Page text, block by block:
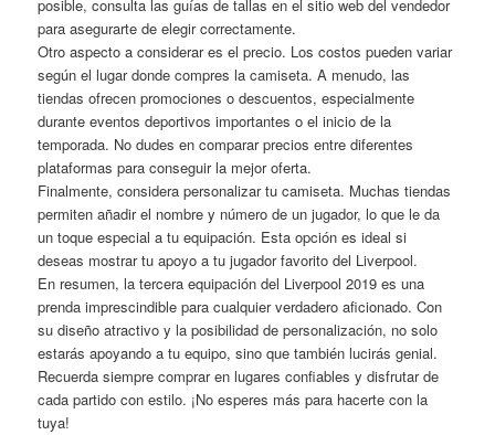
posible, consulta las guías de tallas en el sitio web del vendedor
para asegurarte de elegir correctamente.
Otro aspecto a considerar es el precio. Los costos pueden variar
según el lugar donde compres la camiseta. A menudo, las
tiendas ofrecen promociones o descuentos, especialmente
durante eventos deportivos importantes o el inicio de la
temporada. No dudes en comparar precios entre diferentes
plataformas para conseguir la mejor oferta.
Finalmente, considera personalizar tu camiseta. Muchas tiendas
permiten añadir el nombre y número de un jugador, lo que le da
un toque especial a tu equipación. Esta opción es ideal si
deseas mostrar tu apoyo a tu jugador favorito del Liverpool.
En resumen, la tercera equipación del Liverpool 2019 es una
prenda imprescindible para cualquier verdadero aficionado. Con
su diseño atractivo y la posibilidad de personalización, no solo
estarás apoyando a tu equipo, sino que también lucirás genial.
Recuerda siempre comprar en lugares confiables y disfrutar de
cada partido con estilo. ¡No esperes más para hacerte con la
tuya!